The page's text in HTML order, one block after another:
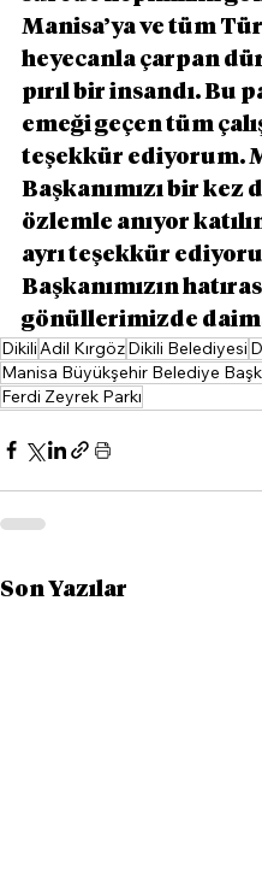
Manisa’ya ve tüm
heyecanla çarpan
pırıl bir insandı. Bu
emeği geçen tüm
teşekkür ediyorum.
Başkanımızı bir kez
özlemle anıyor
ayrı teşekkür
Başkanımızın
gönüllerimizde
Dikili Adil KırgözDikili Belediyesi
Manisa Büyükşehir Belediye
Ferdi Zeyrek Parkı
Son Yazılar